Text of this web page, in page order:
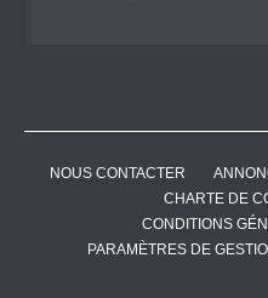
NOUS CONTACTER
CHARTE DE
CONDITIONS
PARAMÈTRES DE